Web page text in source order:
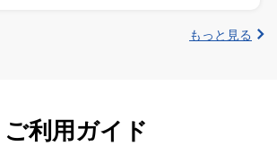
もっと見る
ご利用ガイド